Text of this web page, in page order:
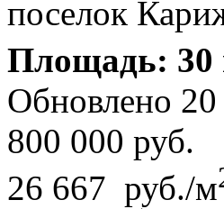
поселок
Площадь: 30
Обновлено
800 000 руб.
26 667 руб./м